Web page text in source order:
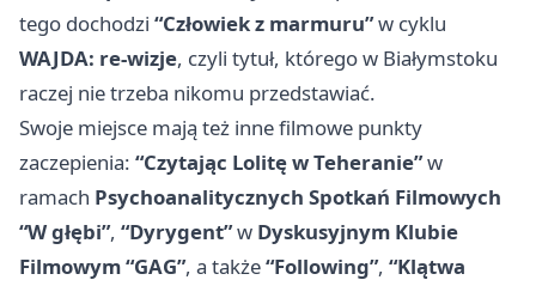
tego dochodzi “Człowiek z marmuru”w cyklu
WAJDA: re-wizje, czyli tytuł, którego w Białymstoku
raczej nie trzeba nikomu przedstawiać.
Swoje miejsce mają też inne filmowe punkty
zaczepienia: “Czytając Lolitę w Teheranie”w
ramach Psychoanalitycznych Spotkań Filmowych
“W głębi”, “Dyrygent”w Dyskusyjnym Klubie
Filmowym “GAG”, a także“Following”, “Klątwa